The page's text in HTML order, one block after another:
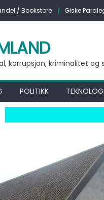
/ Bookstore Giske
korrupsjon, kriminalitet og
POLITIKK TEKNOLOGI